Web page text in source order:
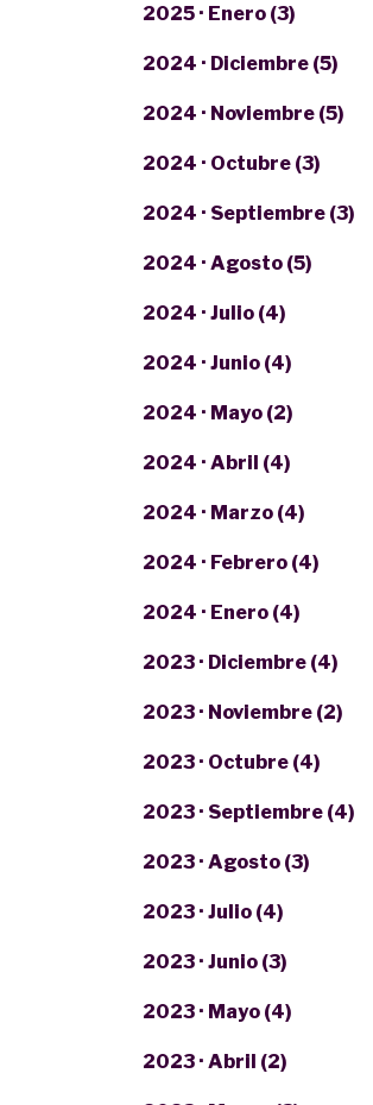
2025 · Enero (3)
2024 · Diciembre (5)
2024 · Noviembre (5)
2024 · Octubre (3)
2024 · Septiembre (3)
2024 · Agosto (5)
2024 · Julio (4)
2024 · Junio (4)
2024 · Mayo (2)
2024 · Abril (4)
2024 · Marzo (4)
2024 · Febrero (4)
2024 · Enero (4)
2023 · Diciembre (4)
2023 · Noviembre (2)
2023 · Octubre (4)
2023 · Septiembre (4)
2023 · Agosto (3)
2023 · Julio (4)
2023 · Junio (3)
2023 · Mayo (4)
2023 · Abril (2)